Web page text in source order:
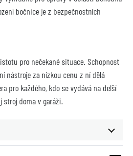
bočnice je z bezpečnostních
pro nečekané situace. Schopnost
nástroje za nízkou cenu z ní dělá
pro každého, kdo se vydává na delší
stroj doma v garáži.